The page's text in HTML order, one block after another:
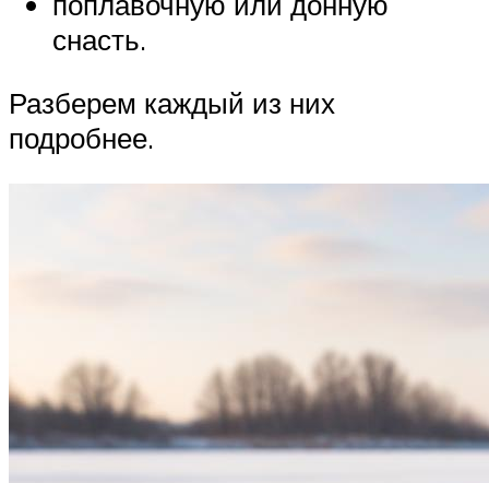
снасть.
Разберем каждый из них
подробнее.